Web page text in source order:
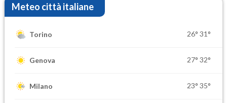
Meteo città italiane
Torino 26° 31°
Genova 27° 32°
Milano 23° 35°